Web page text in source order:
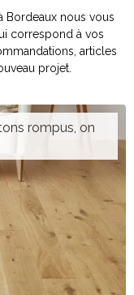
Bordeaux nous vous
correspond à vos
articles
projet.
rompus, on